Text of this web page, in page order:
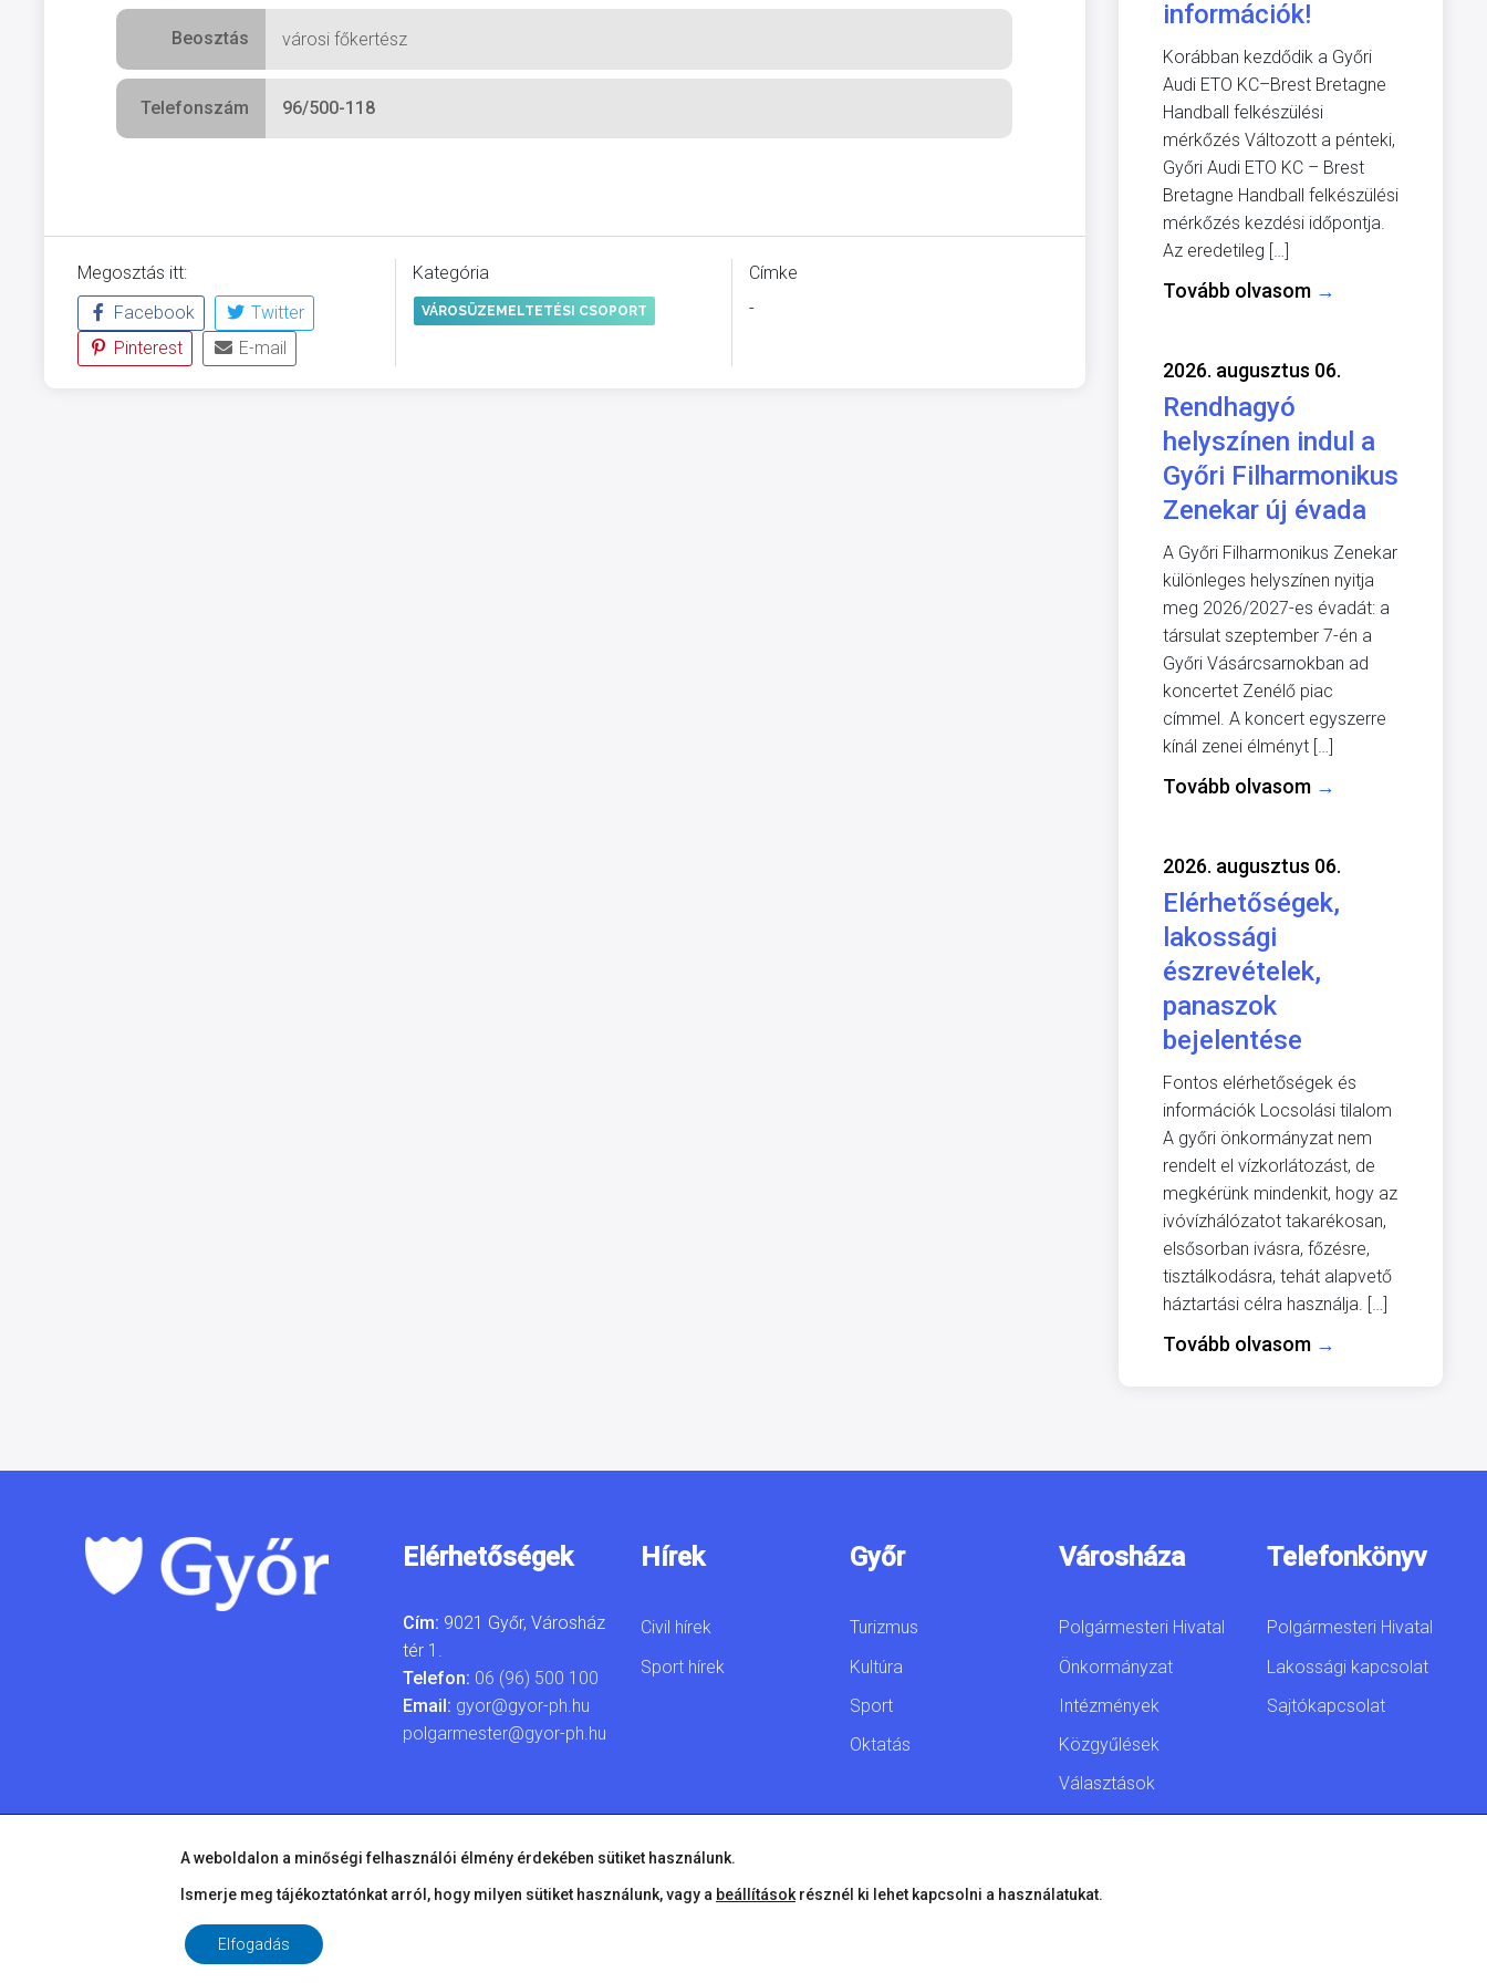
Beosztás városi főkertész
Telefonszám 96/500-118
Megosztás itt:
Facebook
Twitter
Pinterest
E-mail
Kategória
VÁROSÜZEMELTETÉSI CSOPORT
Címke
-
információk!
Korábban kezdődik a Győri
Audi ETO KC–Brest Bretagne
Handball felkészülési
mérkőzés Változott a pénteki,
Győri Audi ETO KC – Brest
Bretagne Handball felkészülési
mérkőzés kezdési időpontja.
Az eredetileg […]
Tovább olvasom →
2026. augusztus 06.
Rendhagyó
helyszínen indul a
Győri Filharmonikus
Zenekar új évada
A Győri Filharmonikus Zenekar
különleges helyszínen nyitja
meg 2026/2027-es évadát: a
társulat szeptember 7-én a
Győri Vásárcsarnokban ad
koncertet Zenélő piac
címmel. A koncert egyszerre
kínál zenei élményt […]
Tovább olvasom →
2026. augusztus 06.
Elérhetőségek,
lakossági
észrevételek,
panaszok
bejelentése
Fontos elérhetőségek és
információk Locsolási tilalom
A győri önkormányzat nem
rendelt el vízkorlátozást, de
megkérünk mindenkit, hogy az
ivóvízhálózatot takarékosan,
elsősorban ivásra, főzésre,
tisztálkodásra, tehát alapvető
háztartási célra használja. […]
Tovább olvasom →
Elérhetőségek
Cím: 9021 Győr, Városház
tér 1.
Telefon: 06 (96) 500 100
Email: gyor@gyor-ph.hu
polgarmester@gyor-ph.hu
Hírek
Civil hírek
Sport hírek
Győr
Turizmus
Kultúra
Sport
Oktatás
Városháza
Polgármesteri Hivatal
Önkormányzat
Intézmények
Közgyűlések
Választások
Telefonkönyv
Polgármesteri Hivatal
Lakossági kapcsolat
Sajtókapcsolat
A weboldalon a minőségi felhasználói élmény érdekében sütiket használunk.
Ismerje meg tájékoztatónkat arról, hogy milyen sütiket használunk, vagy a beállítások résznél ki lehet kapcsolni a használatukat.
Elfogadás